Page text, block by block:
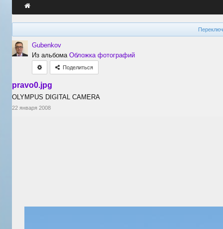
Gubenkov
Из альбома Обложка фотографий
Поделиться
pravo0.jpg
OLYMPUS DIGITAL CAMERA
22 января 2008